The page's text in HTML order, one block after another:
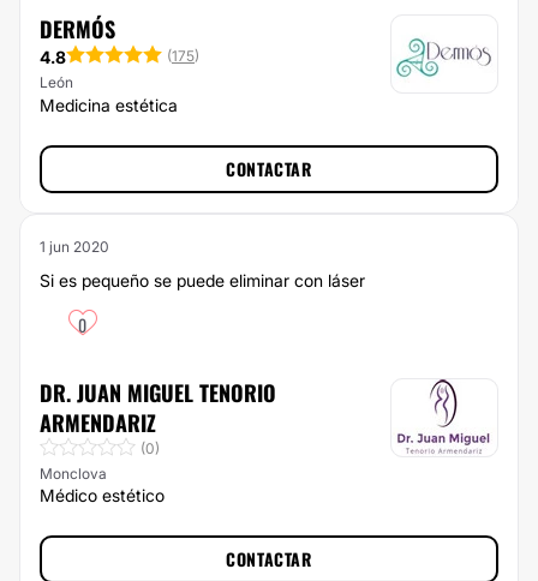
DERMÓS
4.8 (175)
León
Medicina estética
CONTACTAR
1 jun 2020
Si es pequeño se puede eliminar con láser
0
DR. JUAN MIGUEL TENORIO
ARMENDARIZ
(0)
Monclova
Médico estético
CONTACTAR